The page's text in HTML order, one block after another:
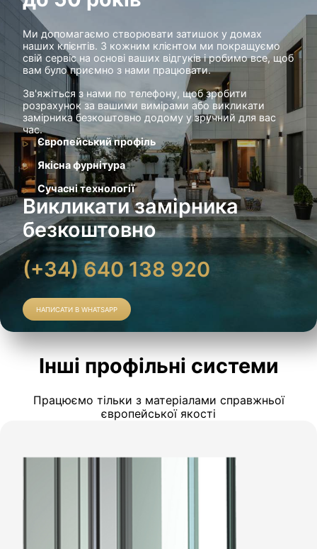
Ми допомагаємо створювати затишок у домах
наших клієнтів. З кожним клієнтом ми покращуємо
свій сервіс на основі ваших відгуків і робимо все, щоб
вам було приємно з нами працювати.
Зв'яжіться з нами по телефону, щоб зробити
розрахунок за вашими вимірами або викликати
замірника безкоштовно додому у зручний для вас
час.
Викликати замірника
безкоштовно
(+34) 640 138 920
НАПИСАТИ В WHATSAPP
Європейський профіль
Якісна фурнітура
Сучасні технології
Інші профільні системи
Працюємо тільки з матеріалами справжньої
європейської якості